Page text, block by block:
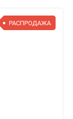
РАСПРОДАЖА